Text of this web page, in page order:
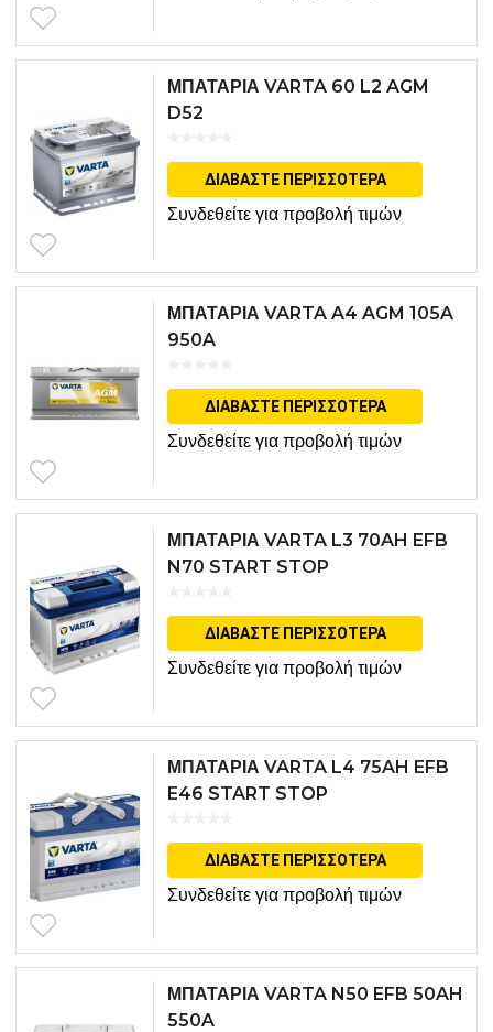
ΜΠΑΤΑΡΙΑ VARTA 60 L2 AGM
D52
ΔΙΑΒΆΣΤΕ ΠΕΡΙΣΣΌΤΕΡΑ
Συνδεθείτε για προβολή τιμών
ΜΠΑΤΑΡΙΑ VARTA A4 AGM 105A
950A
ΔΙΑΒΆΣΤΕ ΠΕΡΙΣΣΌΤΕΡΑ
Συνδεθείτε για προβολή τιμών
ΜΠΑΤΑΡΙΑ VARTA L3 70AH EFB
N70 START STOP
ΔΙΑΒΆΣΤΕ ΠΕΡΙΣΣΌΤΕΡΑ
Συνδεθείτε για προβολή τιμών
ΜΠΑΤΑΡΙΑ VARTA L4 75AH EFB
E46 START STOP
ΔΙΑΒΆΣΤΕ ΠΕΡΙΣΣΌΤΕΡΑ
Συνδεθείτε για προβολή τιμών
ΜΠΑΤΑΡΙΑ VARTA N50 EFB 50AH
550A